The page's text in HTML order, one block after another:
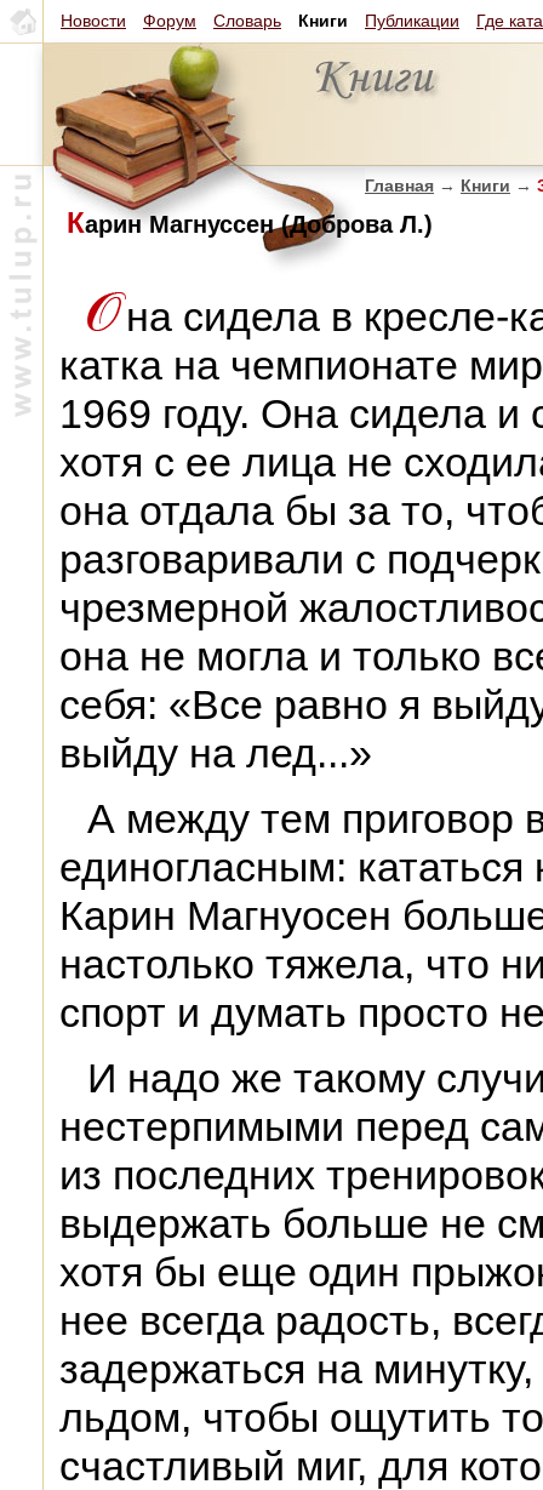
Новости Форум Словарь Книги Публикации Где
Главная → Книги →
Карин Магнуссен (Доброва Л.)
на сидела в кресле-
катка на чемпионате
1969 году. Она сидела
хотя с ее лица не
она отдала бы за то,
разговаривали с
чрезмерной
она не могла и только
себя: «Все равно я
выйду на лед...»
А между тем приговор
единогласным: кататься
Карин Магнуосен
настолько тяжела, что
спорт и думать просто
И надо же такому
нестерпимыми перед
из последних
выдержать больше не
хотя бы еще один
нее всегда радость,
задержаться на
льдом, чтобы ощутить
счастливый миг, для